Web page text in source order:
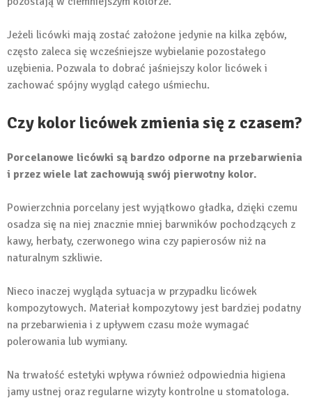
Jeżeli licówki mają zostać założone jedynie na kilka zębów,
często zaleca się wcześniejsze wybielanie pozostałego
uzębienia. Pozwala to dobrać jaśniejszy kolor licówek i
zachować spójny wygląd całego uśmiechu.
Czy kolor licówek zmienia się z czasem?
Porcelanowe licówki są bardzo odporne na przebarwienia
i przez wiele lat zachowują swój pierwotny kolor.
Powierzchnia porcelany jest wyjątkowo gładka, dzięki czemu
osadza się na niej znacznie mniej barwników pochodzących z
kawy, herbaty, czerwonego wina czy papierosów niż na
naturalnym szkliwie.
Nieco inaczej wygląda sytuacja w przypadku licówek
kompozytowych. Materiał kompozytowy jest bardziej podatny
na przebarwienia i z upływem czasu może wymagać
polerowania lub wymiany.
Na trwałość estetyki wpływa również odpowiednia higiena
jamy ustnej oraz regularne wizyty kontrolne u stomatologa.